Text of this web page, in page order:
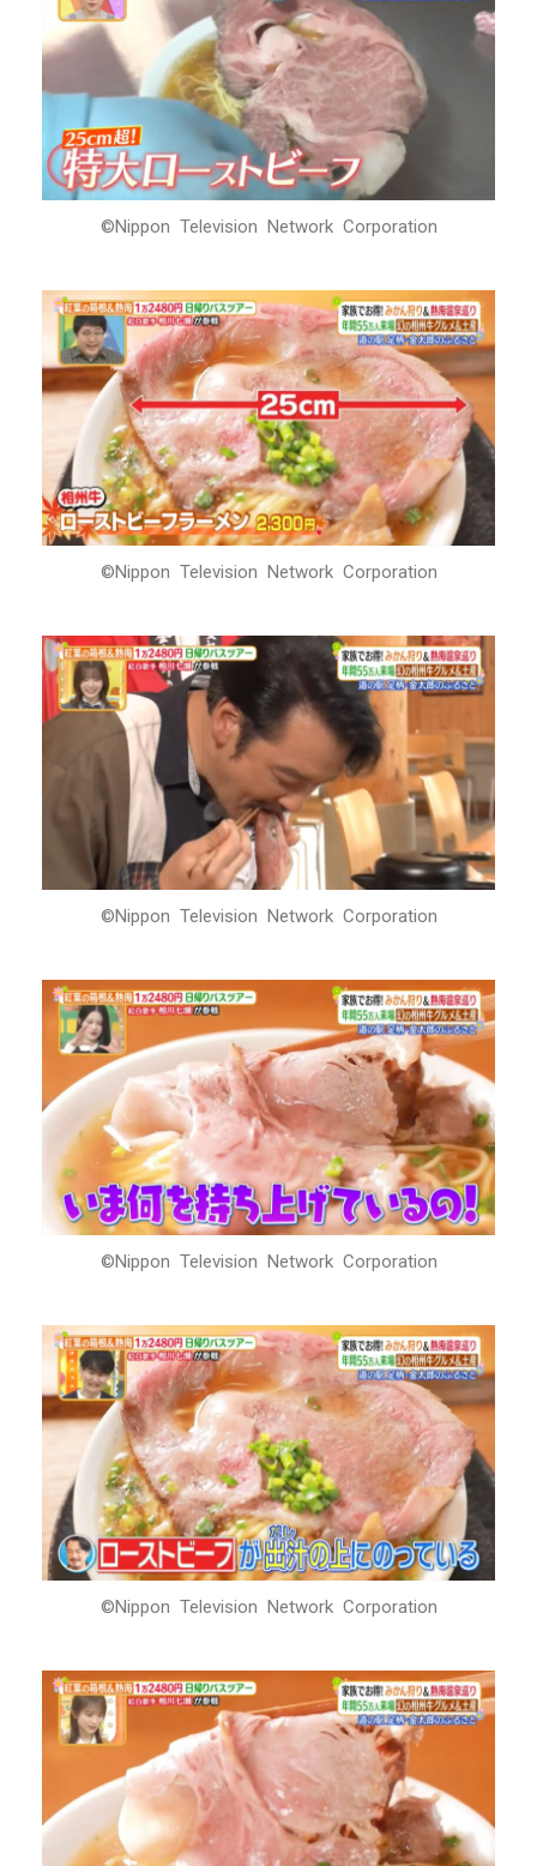
©Nippon Television Network Corporation
©Nippon Television Network Corporation
©Nippon Television Network Corporation
©Nippon Television Network Corporation
©Nippon Television Network Corporation